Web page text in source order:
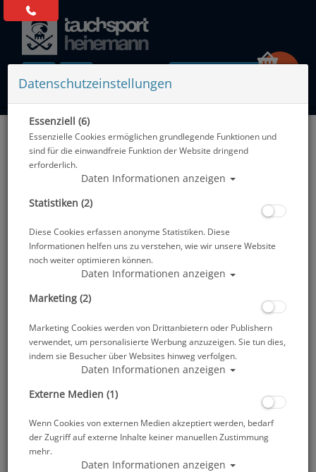
Alle Artikel zeigen aus: Pflegeprodukte - Kleber - Markiermittel
Datenschutzeinstellungen
Essenziell (6)
Essenzielle Cookies ermöglichen grundlegende Funktionen und
sind für die einwandfreie Funktion der Website dringend
erforderlich.
Daten Informationen anzeigen
Statistiken (2)
Diese Cookies erfassen anonyme Statistiken. Diese
Informationen helfen uns zu verstehen, wie wir unsere Website
noch weiter optimieren können.
Daten Informationen anzeigen
Marketing (2)
Marketing Cookies werden von Drittanbietern oder Publishern
verwendet, um personalisierte Werbung anzuzeigen. Sie tun dies,
indem sie Besucher über Websites hinweg verfolgen.
Daten Informationen anzeigen
Externe Medien (1)
Wenn Cookies von externen Medien akzeptiert werden, bedarf
der Zugriff auf externe Inhalte keiner manuellen Zustimmung
mehr.
Daten Informationen anzeigen